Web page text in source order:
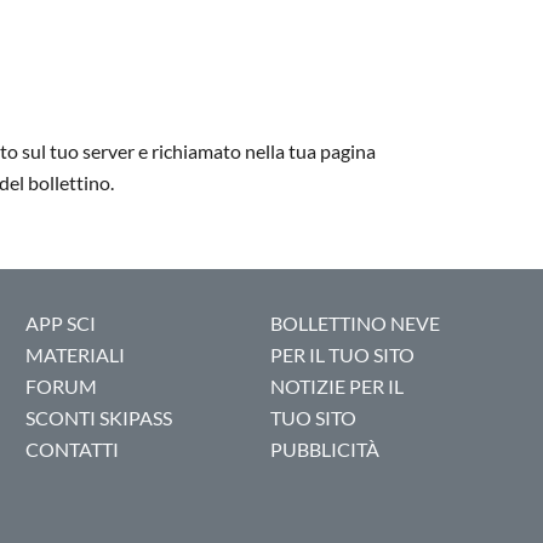
sul tuo server e richiamato nella tua pagina
bollettino.
APP SCI
MATERIALI
FORUM
SCONTI SKIPASS
CONTATTI
BOLLETTINO NEVE
PER IL TUO SITO
NOTIZIE PER IL
TUO SITO
PUBBLICITÀ